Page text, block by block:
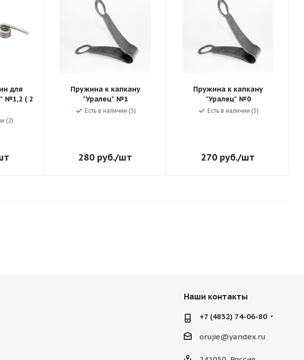
для
№1,2 ( 2
(2)
Пружина к капкану
"Уралец" №1
Есть в наличии (5)
280 руб./шт
Пружина к капкану
"Уралец" №0
Есть в наличии (5)
270 руб./шт
Наши контакты
+7 (4832) 74-06-80
orujie@yandex.ru